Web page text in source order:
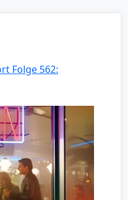
Folge 562: